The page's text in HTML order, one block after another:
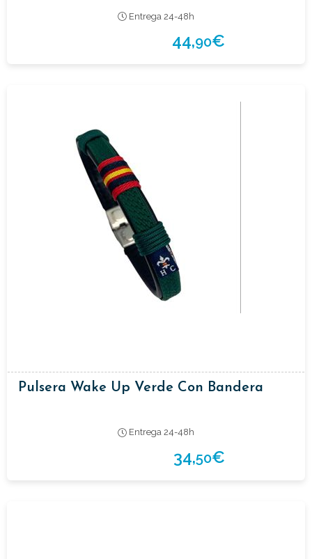
Entrega 24-48h
44,90€
Pulsera Wake Up Verde Con Bandera
Entrega 24-48h
34,50€